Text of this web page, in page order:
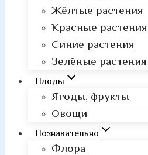
Жёлтые растения
Красные растения
Синие растения
Зелёные растения
Плоды
Ягоды, фрукты
Овощи
Познавательно
Флора